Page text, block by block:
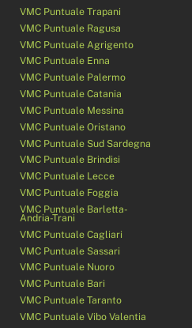
VMC Puntuale Trapani
VMC Puntuale Ragusa
VMC Puntuale Agrigento
VMC Puntuale Enna
VMC Puntuale Palermo
VMC Puntuale Catania
VMC Puntuale Messina
VMC Puntuale Oristano
VMC Puntuale Sud Sardegna
VMC Puntuale Brindisi
VMC Puntuale Lecce
VMC Puntuale Foggia
VMC Puntuale Barletta-
Andria-Trani
VMC Puntuale Cagliari
VMC Puntuale Sassari
VMC Puntuale Nuoro
VMC Puntuale Bari
VMC Puntuale Taranto
VMC Puntuale Vibo Valentia